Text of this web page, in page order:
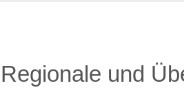
Regionale und